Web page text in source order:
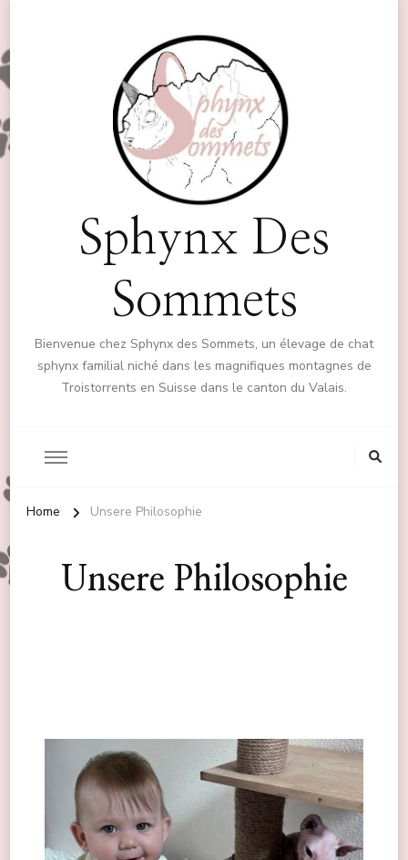
Sphynx Des
Sommets
Bienvenue chez Sphynx des Sommets, un élevage de chat
sphynx familial niché dans les magnifiques montagnes de
Troistorrents en Suisse dans le canton du Valais.
Home Unsere Philosophie
Unsere Philosophie